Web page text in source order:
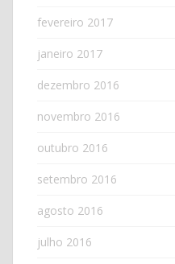
fevereiro 2017
janeiro 2017
dezembro 2016
novembro 2016
outubro 2016
setembro 2016
agosto 2016
julho 2016